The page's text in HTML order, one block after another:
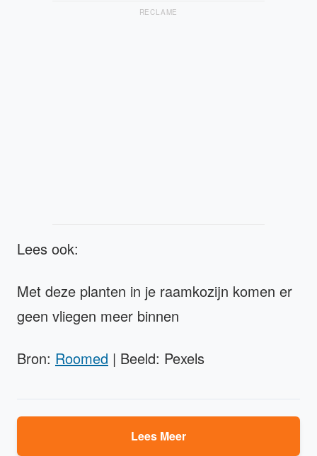
RECLAME
Lees ook:
Met deze planten in je raamkozijn komen er
geen vliegen meer binnen
Bron: Roomed | Beeld: Pexels
Lees Meer